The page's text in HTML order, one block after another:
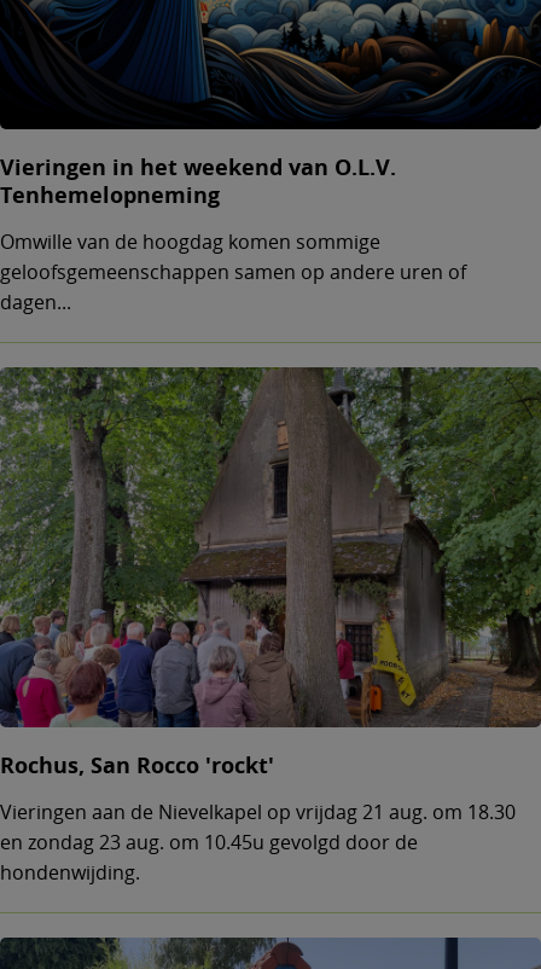
Vieringen in het weekend van O.L.V.
Tenhemelopneming
Omwille van de hoogdag komen sommige
geloofsgemeenschappen samen op andere uren of
dagen...
Rochus, San Rocco 'rockt'
Vieringen aan de Nievelkapel op vrijdag 21 aug. om 18.30
en zondag 23 aug. om 10.45u gevolgd door de
hondenwijding.